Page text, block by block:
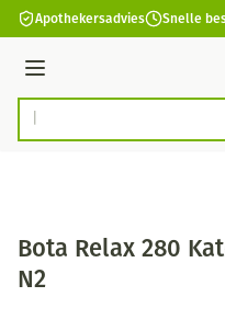
Ga naar de inhoud
Apothekersadvies Snelle
Menu
Product, merk, categorie...
Bota Relax 280
N2